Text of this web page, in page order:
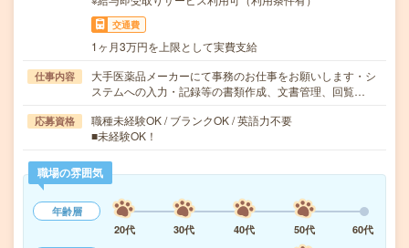
交通費
1ヶ月3万円を上限として実費支給
仕事内容
大手医薬品メーカーにて事務のお仕事をお願いします・シ
ステムへの入力・記録等の書類作成、文書管理、回覧…
応募資格
職種未経験OK / ブランクOK / 英語力不要
■未経験OK！
職場の雰囲気
年齢層
20代
30代 40代 50代
60代